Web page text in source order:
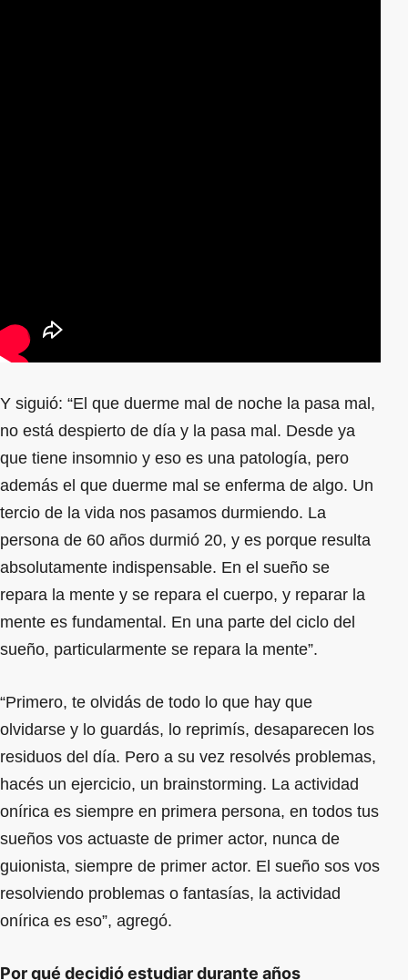
Y siguió: “El que duerme mal de noche la pasa mal,
no está despierto de día y la pasa mal. Desde ya
que tiene insomnio y eso es una patología, pero
además el que duerme mal se enferma de algo. Un
tercio de la vida nos pasamos durmiendo. La
persona de 60 años durmió 20, y es porque resulta
absolutamente indispensable. En el sueño se
repara la mente y se repara el cuerpo, y reparar la
mente es fundamental. En una parte del ciclo del
sueño, particularmente se repara la mente”.
“Primero, te olvidás de todo lo que hay que
olvidarse y lo guardás, lo reprimís, desaparecen los
residuos del día. Pero a su vez resolvés problemas,
hacés un ejercicio, un brainstorming. La actividad
onírica es siempre en primera persona, en todos tus
sueños vos actuaste de primer actor, nunca de
guionista, siempre de primer actor. El sueño sos vos
resolviendo problemas o fantasías, la actividad
onírica es eso”, agregó.
Por qué decidió estudiar durante años